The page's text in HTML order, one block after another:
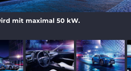
mit maximal 50 kW.